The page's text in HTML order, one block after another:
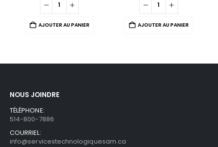
AJOUTER AU PANIER AJOUTER AU PANIER
NOUS JOINDRE
TÉLÉPHONE:
514-800-7886
COURRIEL:
info@servicestechnologiquesam.ca